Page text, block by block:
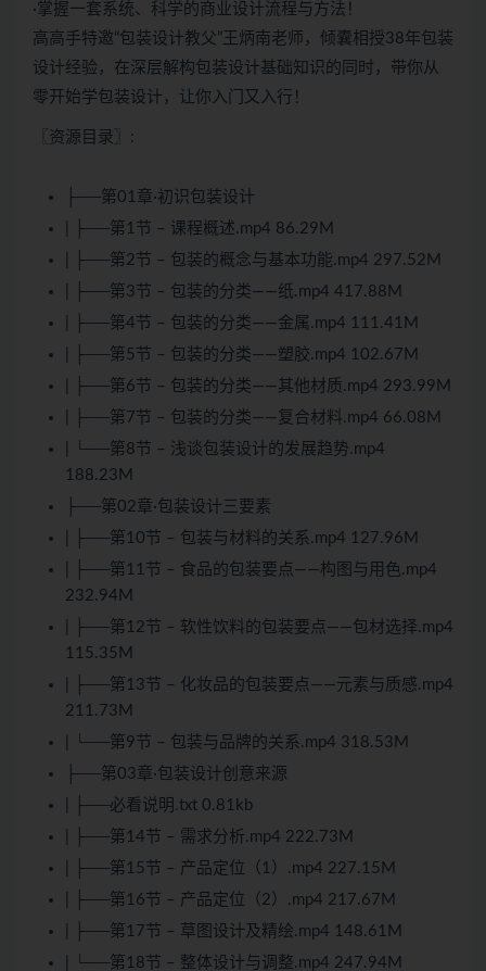
·掌握一套系统、科学的商业设计流程与方法！
高高手特邀“包装设计教父”王炳南老师，倾囊相授38年包装
设计经验，在深层解构包装设计基础知识的同时，带你从
零开始学包装设计，让你入门又入行！
〖资源目录〗:
├──第01章·初识包装设计
| ├──第1节 – 课程概述.mp4 86.29M
| ├──第2节 – 包装的概念与基本功能.mp4 297.52M
| ├──第3节 – 包装的分类——纸.mp4 417.88M
| ├──第4节 – 包装的分类——金属.mp4 111.41M
| ├──第5节 – 包装的分类——塑胶.mp4 102.67M
| ├──第6节 – 包装的分类——其他材质.mp4 293.99M
| ├──第7节 – 包装的分类——复合材料.mp4 66.08M
| └──第8节 – 浅谈包装设计的发展趋势.mp4
188.23M
├──第02章·包装设计三要素
| ├──第10节 – 包装与材料的关系.mp4 127.96M
| ├──第11节 – 食品的包装要点——构图与用色.mp4
232.94M
| ├──第12节 – 软性饮料的包装要点——包材选择.mp4
115.35M
| ├──第13节 – 化妆品的包装要点——元素与质感.mp4
211.73M
| └──第9节 – 包装与品牌的关系.mp4 318.53M
├──第03章·包装设计创意来源
| ├──必看说明.txt 0.81kb
| ├──第14节 – 需求分析.mp4 222.73M
| ├──第15节 – 产品定位（1）.mp4 227.15M
| ├──第16节 – 产品定位（2）.mp4 217.67M
| ├──第17节 – 草图设计及精绘.mp4 148.61M
| └──第18节 – 整体设计与调整.mp4 247.94M